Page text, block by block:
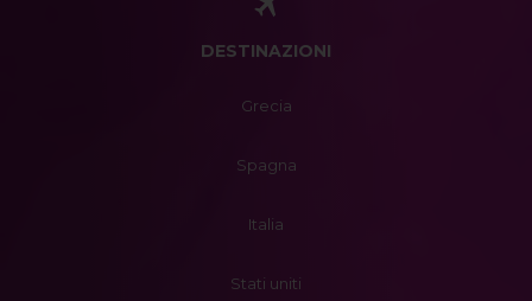
DESTINAZIONI
Grecia
Spagna
Italia
Stati uniti